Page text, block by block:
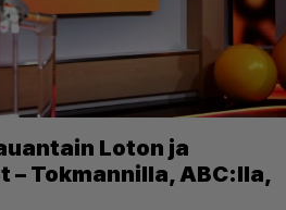
Loton ja
– Tokmannilla, ABC:lla,